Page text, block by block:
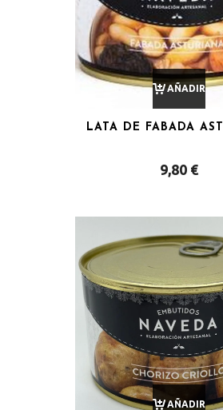
AÑADIR
AL
CARRITO
LATA DE FABADA
9,80 €
AÑADIR